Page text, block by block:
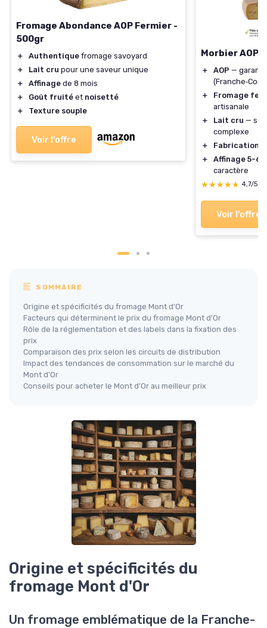
Fromage Abondance AOP Fermier -
500gr
＋ Authentique fromage savoyard
＋
Lait cru pour une saveur unique
＋
Affinage de 8 mois
＋
Goût fruité et noisetté
＋
Texture souple
Voir l'offre
Morbier AOP
＋ AOP —
＋
Fromage
artisanale
＋
Lait cru —
complexe
＋
Fabrication
＋
Affinage 5-6
caractère
★★★★★
★★★★★ 4,7/5
Voir l'offre
SOMMAIRE
Origine et spécificités du fromage Mont d'Or
Facteurs qui déterminent le prix du fromage Mont d'Or
Rôle de la réglementation et des labels dans la fixation des
prix
Comparaison des prix selon les circuits de distribution
Impact des tendances de consommation sur le marché du
Mont d'Or
Conseils pour acheter le Mont d'Or au meilleur prix
Origine et spécificités du
fromage Mont d'Or
Un fromage emblématique de la Franche-